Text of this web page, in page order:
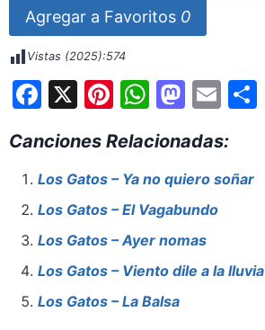
Agregar a Favoritos 0
Vistas (2025):574
F
c
e
b
o
o
k
X Pi
er
e
st
W
at
s
A
p
p
M
st
o
d
o
n
E
ai
l
S
Canciones Relacionadas:
Los Gatos – Ya no quiero soñar
Los Gatos – El Vagabundo
Los Gatos – Ayer nomas
Los Gatos – Viento dile a la lluvia
Los Gatos – La Balsa